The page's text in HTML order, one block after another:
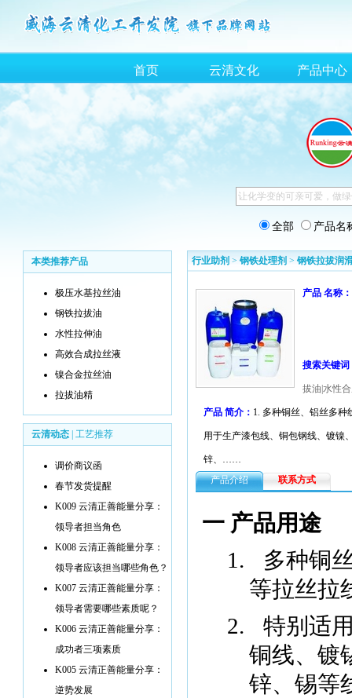
首页 云清文化 产品中心
全部 产品名
本类推荐产品
极压水基拉丝油
钢铁拉拔油
水性拉伸油
高效合成拉丝液
镍合金拉丝油
拉拔油精
云清动态 工艺推荐
调价商议函
春节发货提醒
K009 云清正善能量分享：
领导者担当角色
K008 云清正善能量分享：
领导者应该担当哪些角色？
K007 云清正善能量分享：
领导者需要哪些素质呢？
K006 云清正善能量分享：
成功者三项素质
K005 云清正善能量分享：
逆势发展
行业助剂 > 钢铁处理剂 > 钢铁拉拔润
产品 名称：
搜索关键词
拔油|水性
产品 简介： 1. 多种铜丝、铝丝多
用于生产漆包线、铜包钢线、镀镍
锌、……
产品介绍
联系方式
一 产品用途
1.
多种铜
等拉丝拉
2.
特别适
铜线、镀
锌、锡等